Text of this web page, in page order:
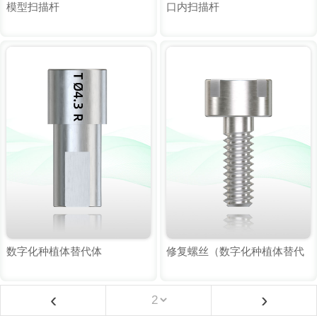
模型扫描杆 口内扫描杆
数字化种植体替代体 修复螺丝（数字化种植体替代
‹ ›